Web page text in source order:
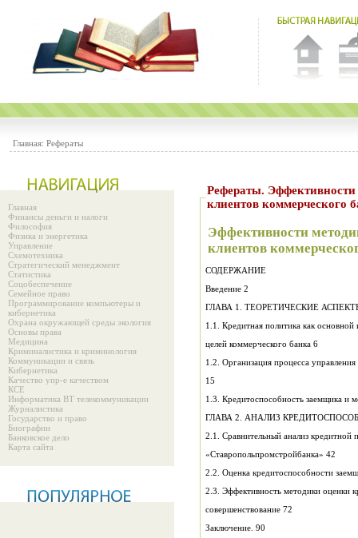
Главная: Рефераты
Главная
Финансы деньги и налоги
Философия
Физика и энергетика
Управление
Схемотехника
Стратегический менеджмент
Статистика
Соцобеспечение
Семейное право
Программирование компьютеры и
кибернетика
Охрана окружающей среды экология
Основы права
Медицина
Криминалистика и криминология
Коммуникации и связь
Кибернетика
Качество упр-е качеством
КСЕ
Информатика ВТ телекоммуникации
Журналистика
Государство и право
Биографии
Банковское дело
Карта сайта
Рефераты.
клиентов коммерческого
Эффективности
клиентов
СОДЕРЖАНИЕ
Введение 2
1.1. Кредитная политика как
целей коммерческого банка 6
1.2. Организация процесса
15
2.1. Сравнительный анализ
«Ставропольпромстройбанка» 42
2.3. Эффективность методики оценки
совершенствование 72
Заключение. 90